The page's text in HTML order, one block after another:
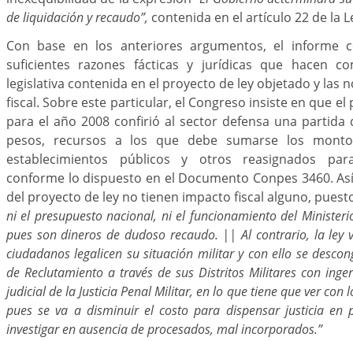
de liquidación y recaudo”, contenida en el artículo 22 de la
Con base en los anteriores argumentos, el informe
suficientes razones fácticas y jurídicas que hacen
legislativa contenida en el proyecto de ley objetado y las
fiscal. Sobre este particular, el Congreso insiste en que
para el año 2008 confirió al sector defensa una partida
pesos, recursos a los que debe sumarse los
establecimientos públicos y otros reasignados
conforme lo dispuesto en el Documento Conpes 3460.
del proyecto de ley no tienen impacto fiscal alguno,
ni el presupuesto nacional, ni el funcionamiento del
pues son dineros de dudoso recaudo. || Al contrario, la ley
ciudadanos legalicen su situación militar y con ello se
de Reclutamiento a través de sus Distritos Militares con
judicial de la Justicia Penal Militar, en lo que tiene que ver con
pues se va a disminuir el costo para dispensar justicia en
investigar en ausencia de procesados, mal incorporados.”